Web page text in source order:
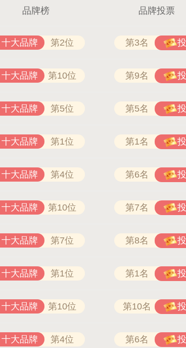
品牌榜 品牌投票
十大品牌 第2位 第3名
十大品牌 第10位 第9名
十大品牌 第5位 第5名
十大品牌 第1位 第1名
十大品牌 第4位 第6名
十大品牌 第10位 第7名
十大品牌 第7位 第8名
十大品牌 第1位 第1名
十大品牌 第10位 第10名
十大品牌 第4位 第6名